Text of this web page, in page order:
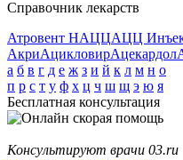
Справочник лекарств
Атровент НАЦЦАЦЦ
АкриАцикловирАцекардол
а б в г д е ж з и й к л м н о
п р с т у ф х ц ч ш щ э ю я
Бесплатная консультация
Консультируют врачи 03.ru